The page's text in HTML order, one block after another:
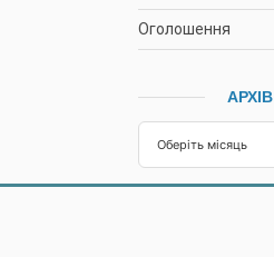
Оголошення
АРХІВ